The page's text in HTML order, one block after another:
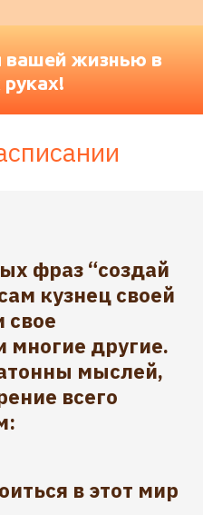
этот мир
быстро
этих